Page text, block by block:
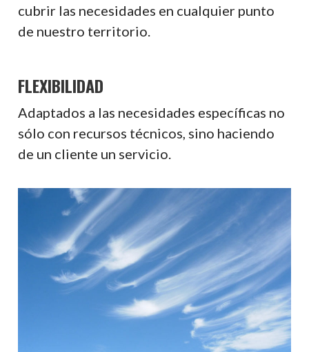
cubrir las necesidades en cualquier punto
de nuestro territorio.
FLEXIBILIDAD
Adaptados a las necesidades específicas no
sólo con recursos técnicos, sino haciendo
de un cliente un servicio.